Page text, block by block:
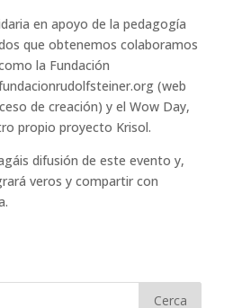
en apoyo de la pedagogía
que obtenemos colaboramos
la Fundación
(web
de creación) y el Wow Day,
propio proyecto Krisol.
difusión de este evento y,
veros y compartir con